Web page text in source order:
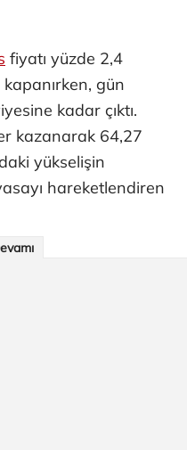
fiyatı yüzde 2,4
gün
kadar çıktı.
kazanarak 64,27
yükselişin
hareketlendiren